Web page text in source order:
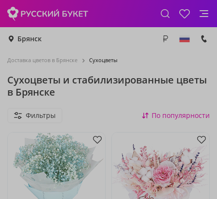
Брянск
Доставка цветов в Брянске Сухоцветы
Сухоцветы и стабилизированные цветы
в Брянске
Фильтры По популярности